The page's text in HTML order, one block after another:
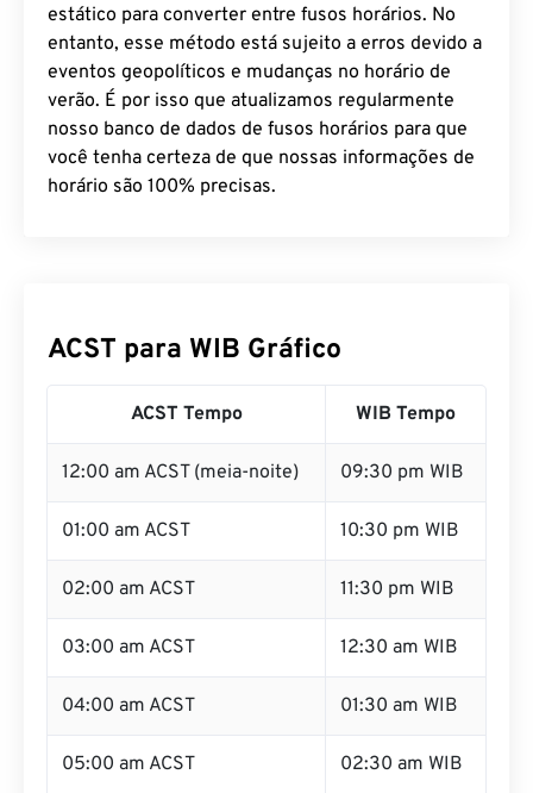
estático para converter entre fusos horários. No
entanto, esse método está sujeito a erros devido a
eventos geopolíticos e mudanças no horário de
verão. É por isso que atualizamos regularmente
nosso banco de dados de fusos horários para que
você tenha certeza de que nossas informações de
horário são 100% precisas.
ACST para WIB Gráfico
ACST Tempo WIB Tempo
12:00 am ACST (meia-noite) 09:30 pm WIB
01:00 am ACST 10:30 pm WIB
02:00 am ACST 11:30 pm WIB
03:00 am ACST 12:30 am WIB
04:00 am ACST 01:30 am WIB
05:00 am ACST 02:30 am WIB